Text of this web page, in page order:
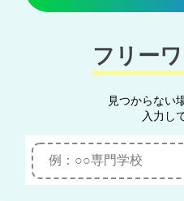
フリー
見つからない
入力し